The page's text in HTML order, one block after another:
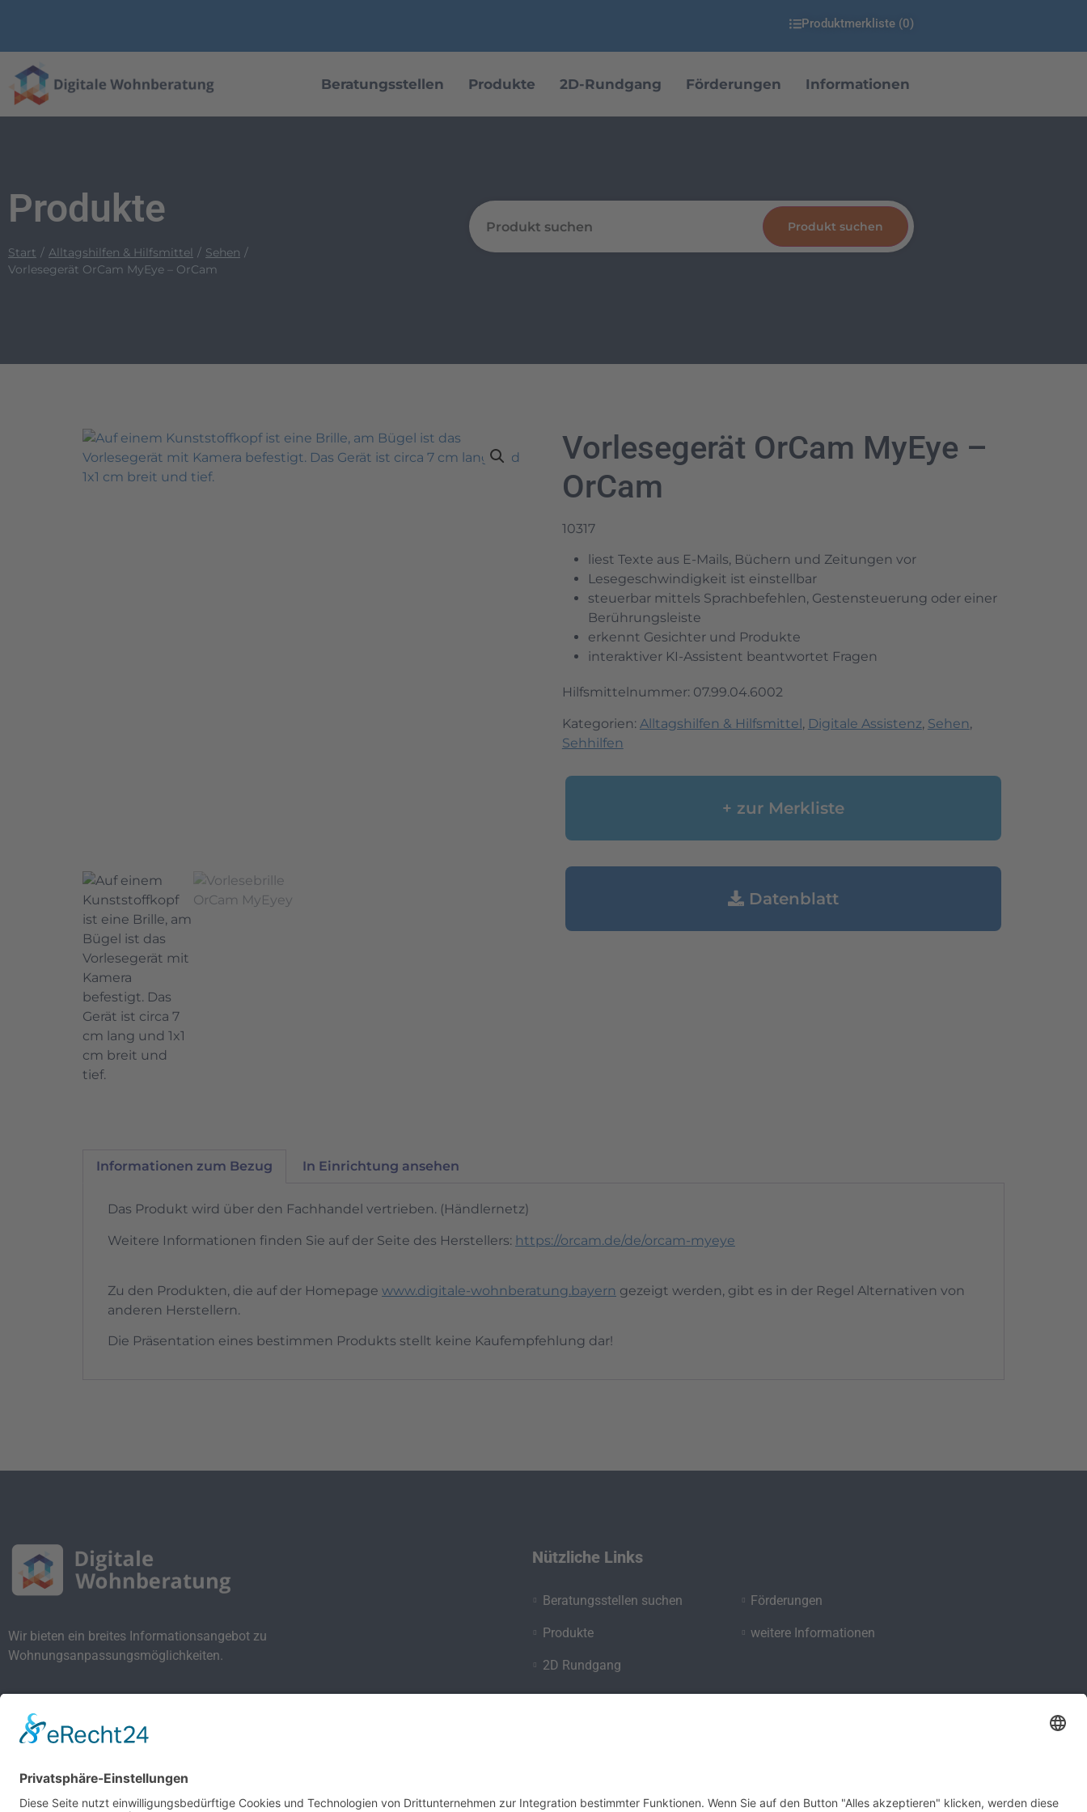
Produktmerkliste (0)
Beratungsstellen Produkte 2D-Rundgang Förderungen Informationen
Produkte
Start Alltagshilfen & Hilfsmittel
Sehen
Vorlesegerät OrCam MyEye – OrCam
Produkt suchen
Vorlesegerät OrCam MyEye –
OrCam
10317
liest Texte aus E-Mails, Büchern und Zeitungen vor
Lesegeschwindigkeit ist einstellbar
steuerbar mittels Sprachbefehlen, Gestensteuerung oder einer
Berührungsleiste
erkennt Gesichter und Produkte
interaktiver KI-Assistent beantwortet Fragen
Hilfsmittelnummer: 07.99.04.6002
Kategorien: Alltagshilfen & Hilfsmittel, Digitale Assistenz, Sehen,
Sehhilfen
+ zur Merkliste
Datenblatt
Informationen zum Bezug In Einrichtung ansehen
Das Produkt wird über den Fachhandel vertrieben. (Händlernetz)
Weitere Informationen finden Sie auf der Seite des Herstellers: https://orcam.de/de/orcam-myeye
Zu den Produkten, die auf der Homepage www.digitale-wohnberatung.bayern gezeigt werden, gibt es in der Regel Alternativen von
anderen Herstellern.
Die Präsentation eines bestimmen Produkts stellt keine Kaufempfehlung dar!
Wir bieten ein breites Informationsangebot zu
Wohnungsanpassungsmöglichkeiten.
Nützliche Links
Beratungsstellen suchen
Produkte
2D Rundgang
Förderungen
weitere Informationen